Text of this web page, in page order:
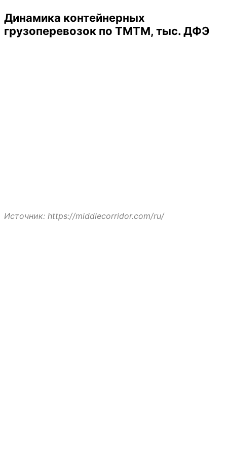
Динамика контейнерных
грузоперевозок по ТМТМ, тыс. ДФЭ
Источник: https://middlecorridor.com/ru/